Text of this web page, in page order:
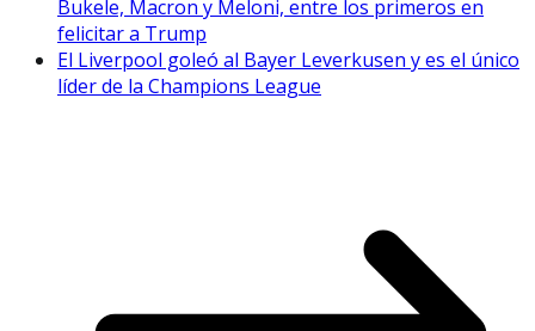
Bukele, Macron y Meloni, entre los primeros en
felicitar a Trump
El Liverpool goleó al Bayer Leverkusen y es el único
líder de la Champions League